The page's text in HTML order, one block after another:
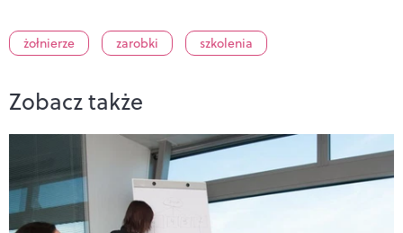
żołnierze zarobki szkolenia
Zobacz także